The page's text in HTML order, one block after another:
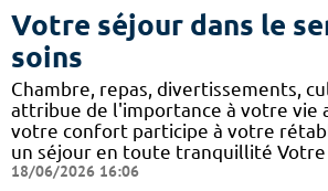
Votre séjour dans le
soins
Chambre, repas, divertissements,
attribue de l'importance à votre vie
votre confort participe à votre
un séjour en toute tranquillité Votre
18/06/2026 16:06